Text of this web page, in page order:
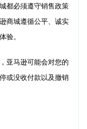
都必须遵守销售政策
商城遵循公平、诚实
验。
亚马逊可能会对您的
或没收付款以及撤销